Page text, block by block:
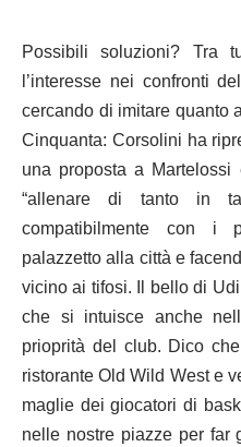
Possibili soluzioni? Tra
l’interesse nei confronti
cercando di imitare quanto
Cinquanta: Corsolini ha
una proposta a
“allenare di tanto in
compatibilmente con i
palazzetto alla città e
vicino ai tifosi. Il bello di
che si intuisce anche
prioprità del club. Dico
ristorante Old Wild West e
maglie dei giocatori di
nelle nostre piazze per far